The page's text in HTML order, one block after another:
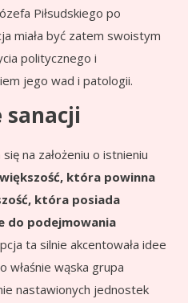
Piłsudskiego po
miała być zatem swoistym
politycznego i
jego wad i patologii.
sanacji
na założeniu o istnieniu
większość, która powinna
która posiada
do podejmowania
ta silnie akcentowała idee
właśnie wąska grupa
nastawionych jednostek